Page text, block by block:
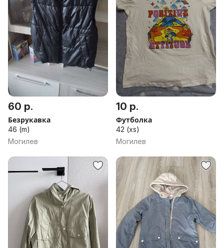
60 р.
Безрукавка
46 (m)
Могилев
10 р.
Футболка
42 (xs)
Могилев